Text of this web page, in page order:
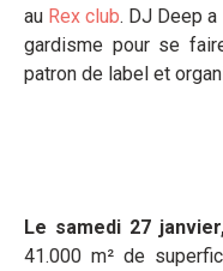
au Rex club. DJ Deep
gardisme pour se
patron de label et
Le samedi 27
41.000 m² de